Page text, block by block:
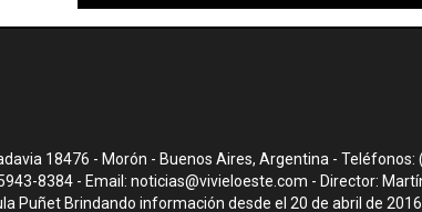
18476 - Morón - Buenos Aires, Argentina - Teléfonos:
8384 - Email: noticias@vivieloeste.com - Director:
Puñet Brindando información desde el 20 de abril de